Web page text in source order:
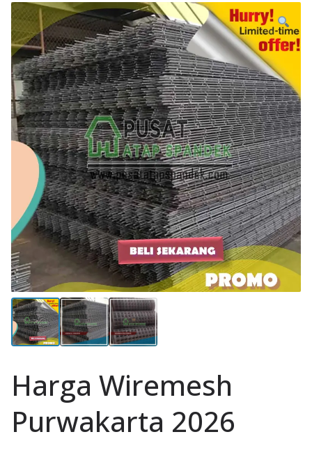
Harga Wiremesh
Purwakarta 2026